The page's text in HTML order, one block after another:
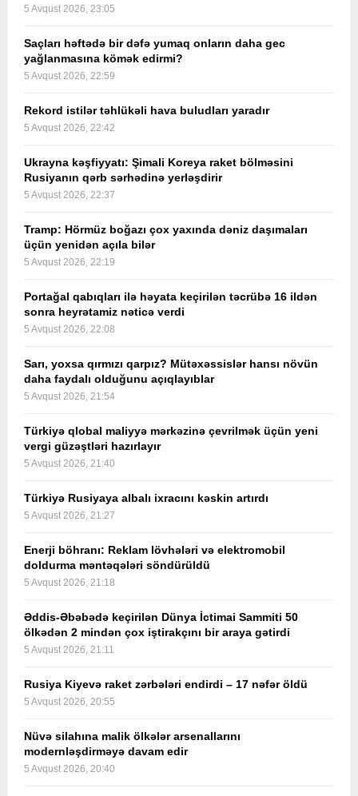
5 Avqust 2026, 23:05
Saçları həftədə bir dəfə yumaq onların daha gec
yağlanmasına kömək edirmi?
5 Avqust 2026, 22:59
Rekord istilər təhlükəli hava buludları yaradır
5 Avqust 2026, 22:42
Ukrayna kəşfiyyatı: Şimali Koreya raket bölməsini
Rusiyanın qərb sərhədinə yerləşdirir
5 Avqust 2026, 22:37
Tramp: Hörmüz boğazı çox yaxında dəniz daşımaları
üçün yenidən açıla bilər
5 Avqust 2026, 22:19
Portağal qabıqları ilə həyata keçirilən təcrübə 16 ildən
sonra heyrətamiz nəticə verdi
5 Avqust 2026, 22:08
Sarı, yoxsa qırmızı qarpız? Mütəxəssislər hansı növün
daha faydalı olduğunu açıqlayıblar
5 Avqust 2026, 21:54
Türkiyə qlobal maliyyə mərkəzinə çevrilmək üçün yeni
vergi güzəştləri hazırlayır
5 Avqust 2026, 21:40
Türkiyə Rusiyaya albalı ixracını kəskin artırdı
5 Avqust 2026, 21:27
Enerji böhranı: Reklam lövhələri və elektromobil
doldurma məntəqələri söndürüldü
5 Avqust 2026, 21:18
Əddis-Əbəbədə keçirilən Dünya İctimai Sammiti 50
ölkədən 2 mindən çox iştirakçını bir araya gətirdi
5 Avqust 2026, 21:11
Rusiya Kiyevə raket zərbələri endirdi – 17 nəfər öldü
5 Avqust 2026, 20:55
Nüvə silahına malik ölkələr arsenallarını
modernləşdirməyə davam edir
5 Avqust 2026, 20:40